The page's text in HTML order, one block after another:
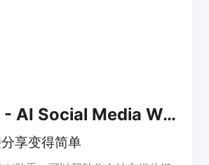
Inksprout - AI Social Media Writer
享变得简单